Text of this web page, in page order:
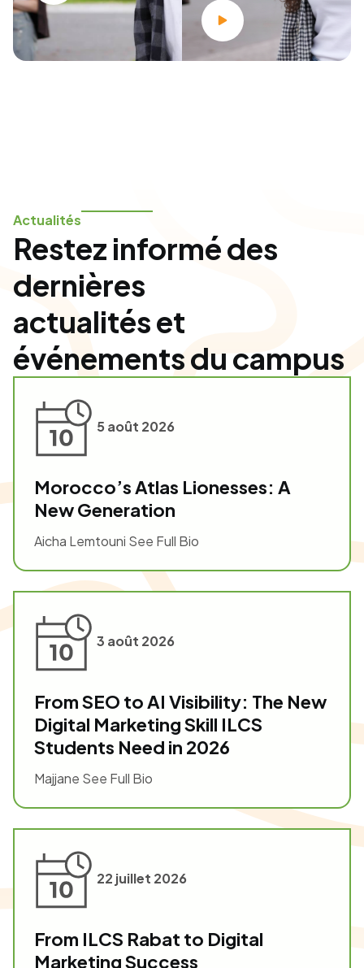
Actualités
Restez informé des
dernières
actualités et
événements du campus
5 août 2026
Morocco’s Atlas Lionesses: A
New Generation
Aicha Lemtouni See Full Bio
3 août 2026
From SEO to AI Visibility: The New
Digital Marketing Skill ILCS
Students Need in 2026
Majjane See Full Bio
22 juillet 2026
From ILCS Rabat to Digital
Marketing Success